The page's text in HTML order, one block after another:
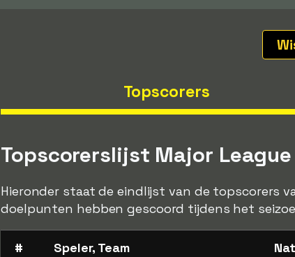
Topscorers
Topscorerslijst Major League
Hieronder staat de eindlijst van de topscorers
doelpunten hebben gescoord tijdens het
# Speler, Team